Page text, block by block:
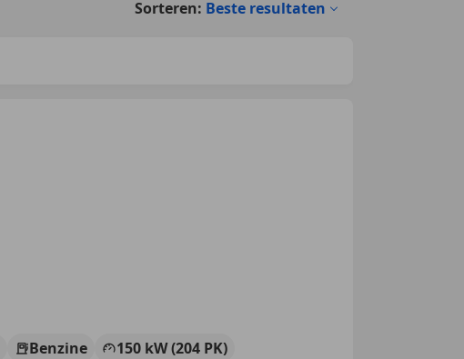
Sorteren: Beste resultaten
Benzine
150 kW (204 PK)